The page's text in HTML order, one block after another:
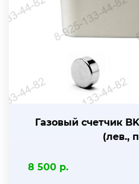
Газовый счетчик
(лев.,
8 500 р.